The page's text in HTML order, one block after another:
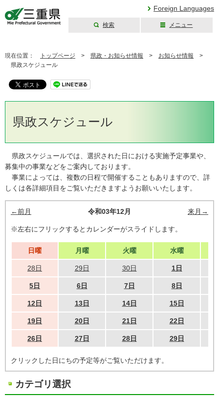
Foreign Languages
検索 メニュー
現在位置： トップページ > 県政・お知らせ情報 > お知らせ情報 >
県政スケジュール
県政スケジュール
県政スケジュールでは、選択された日における実施予定事業や、
募集中の事業などをご案内しております。
事業によっては、複数の日程で開催することもありますので、詳
しくは各詳細項目をご覧いただきますようお願いいたします。
←前月 令和03年12月 来月→
※左右にフリックするとカレンダーがスライドします。
日曜 月曜 火曜 水曜
28日 29日 30日 1日
5日 6日 7日 8日
12日 13日 14日 15日
19日 20日 21日 22日
26日 27日 28日 29日
クリックした日にちの予定等がご覧いただけます。
カテゴリ選択